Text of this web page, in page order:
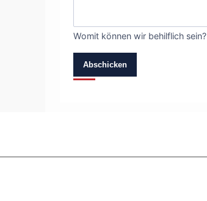
Womit können wir behilflich sein?
Abschicken